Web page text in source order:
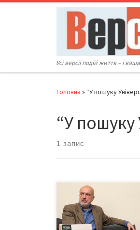
Перейти до вмісту
Усі версії подій життя – і
Головна » “У пошуку
“У пошуку
1 запис
Засновник та шеф-
журналів «Універсум» та
пригод» Олег Романчук
презентував у Чернівцях